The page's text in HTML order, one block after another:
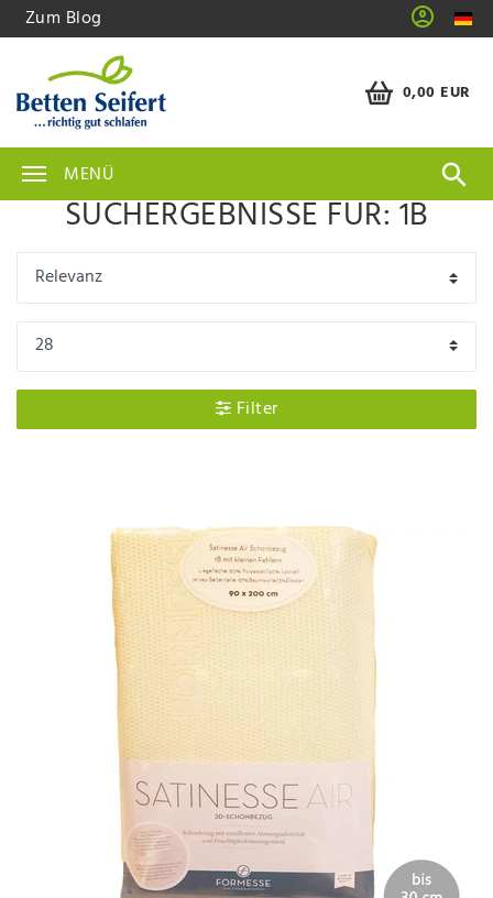
Zum Blog
0,00 EUR
MENÜ
SUCHERGEBNISSE FÜR: 1B
Filter